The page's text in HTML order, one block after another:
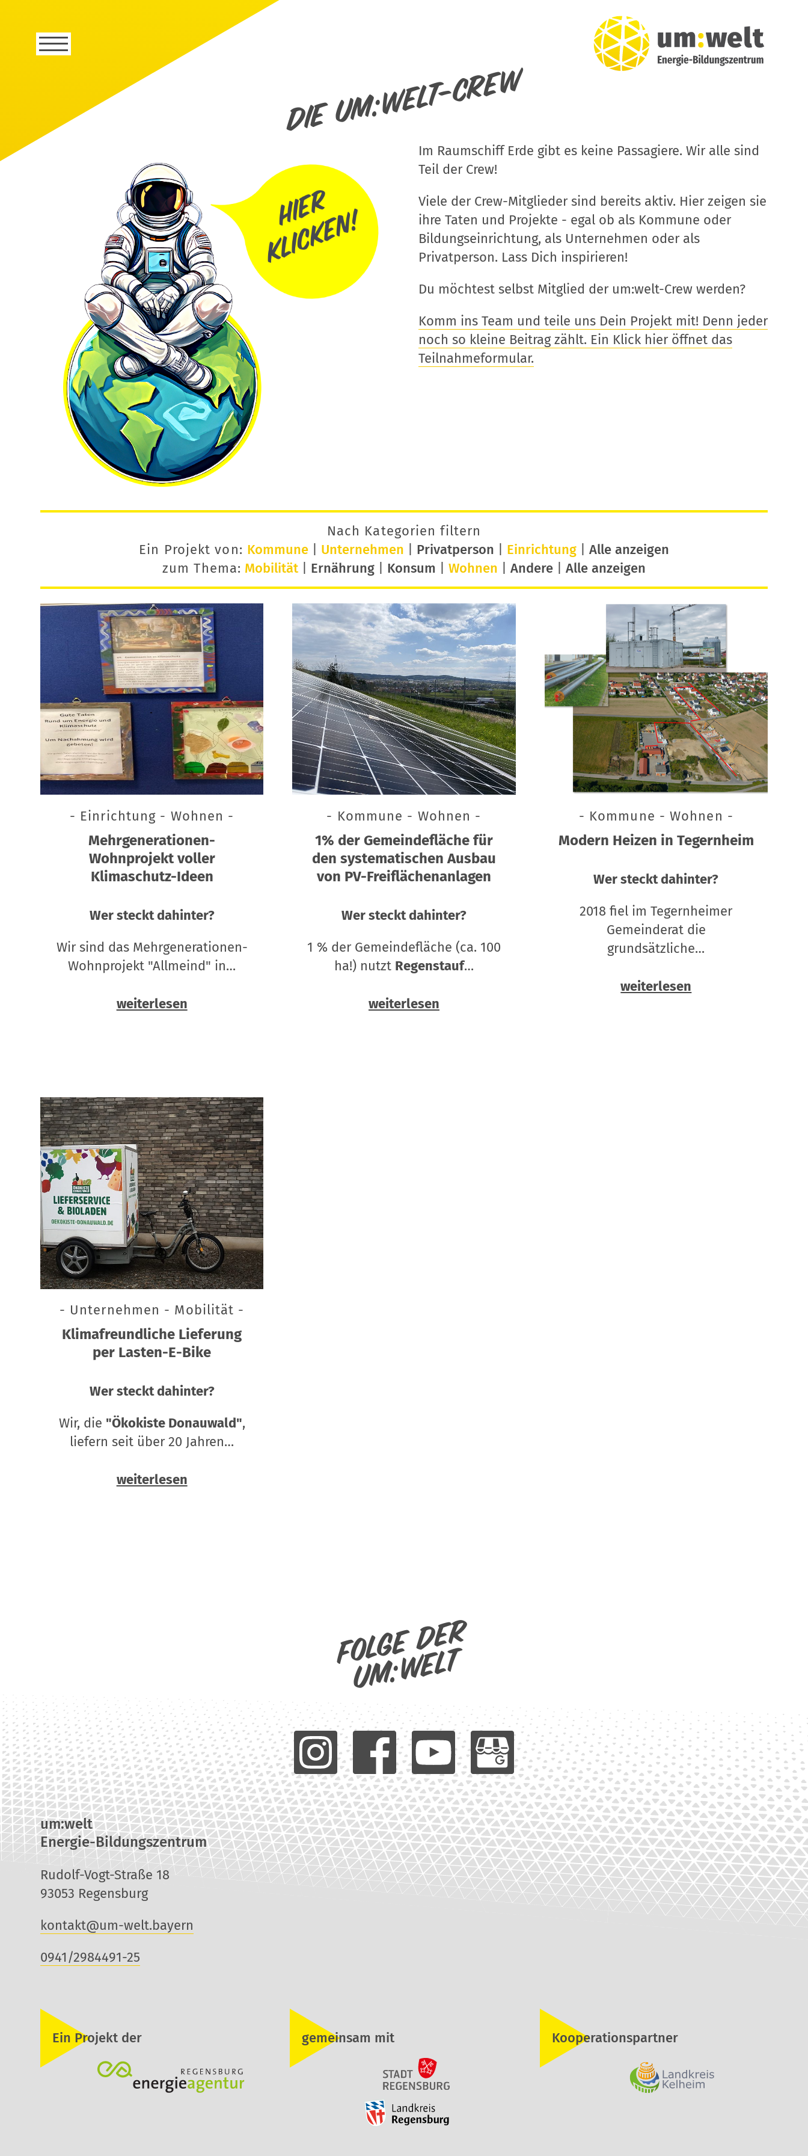
Die um:welt-Crew
Im Raumschiff Erde gibt es keine Passagiere. Wir alle sind
Teil der Crew!
Viele der Crew-Mitglieder sind bereits aktiv. Hier zeigen sie
ihre Taten und Projekte - egal ob als Kommune oder
Bildungseinrichtung, als Unternehmen oder als
Privatperson. Lass Dich inspirieren!
Du möchtest selbst Mitglied der um:welt-Crew werden?
Komm ins Team und teile uns Dein Projekt mit! Denn jeder
noch so kleine Beitrag zählt. Ein Klick hier öffnet das
Teilnahmeformular.
Nach Kategorien filtern
Ein Projekt von: Kommune| Unternehmen Privatperson Einrichtung| Alle anzeigen
zum Thema: Mobilität Ernährung Konsum Wohnen Andere Alle anzeigen
- Einrichtung - Wohnen -
Mehrgenerationen-
Wohnprojekt voller
Klimaschutz-Ideen
Wer steckt dahinter?
Wir sind das Mehrgenerationen-
Wohnprojekt "Allmeind" in…
weiterlesen
- Kommune - Wohnen -
1% der Gemeindefläche für
den systematischen Ausbau
von PV-Freiflächenanlagen
Wer steckt dahinter?
1 % der Gemeindefläche (ca. 100
ha!) nutzt Regenstauf…
weiterlesen
- Kommune - Wohnen -
Modern Heizen in Tegernheim
Wer steckt dahinter?
2018 fiel im Tegernheimer
Gemeinderat die
grundsätzliche…
weiterlesen
- Unternehmen - Mobilität -
Klimafreundliche Lieferung
per Lasten-E-Bike
Wer steckt dahinter?
Wir, die "Ökokiste Donauwald",
liefern seit über 20 Jahren…
weiterlesen
Folge der
um:welt
um:welt
Energie-Bildungszentrum
Rudolf-Vogt-Straße 18
93053 Regensburg
kontakt@um-welt.bayern
0941/2984491-25
Ein Projekt der gemeinsam mit Kooperationspartner